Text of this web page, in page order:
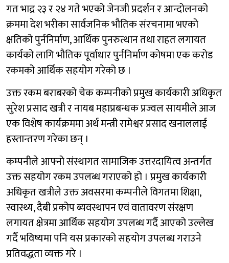
गत भाद्र २३ र २४ गते भएको जेनजी प्रदर्शन र आन्दोलनको
क्रममा देश भरीका सार्वजनिक भौतिक संरचनामा भएको
क्षतिको पुर्ननिर्माण, आर्थिक पुनरुत्थान तथा राहत लगायत
कार्यको लागि भौतिक पूर्वाधार पुर्ननिर्माण कोषमा एक करोड
रकमको आर्थिक सहयोग गरेको छ ।
उक्त रकम बराबरको चेक कम्पनीको प्रमुख कार्यकारी अधिकृत
सुरेश प्रसाद खत्री र नायब महाप्रबन्धक प्रज्वल सायमीले आज
एक विशेष कार्यक्रममा अर्थ मन्त्री रामेश्वर प्रसाद खनाललाई
हस्तान्तरण गरेका छन् ।
कम्पनीले आफ्नो संस्थागत सामाजिक उत्तरदायित्व अन्तर्गत
उक्त सहयोग रकम उपलब्ध गराएको हो । प्रमुख कार्यकारी
अधिकृत खत्रीले उक्त अवसरमा कम्पनीले विगतमा शिक्षा,
स्वास्थ्य, दैबी प्रकोप ब्यवस्थापन एवं वातावरण संरक्षण
लगायत क्षेत्रमा आर्थिक सहयोग उपलब्ध गर्दै आएको उल्लेख
गर्दै भविष्यमा पनि यस प्रकारको सहयोग उपलब्ध गराउने
प्रतिवद्धता व्यक्त गरे ।